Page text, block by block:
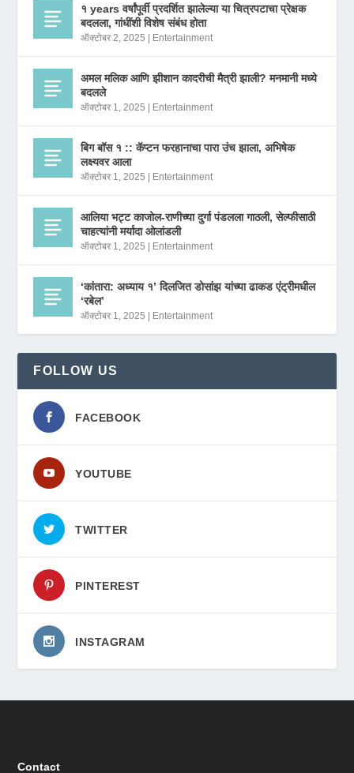
१ years वर्षांपूर्वी प्रदर्शित झालेल्या या चित्रपटाचा प्रेक्षक
बदलला, गांधींशी विशेष संबंध होता
ऑक्टोबर 2, 2025 Entertainment
अमल मलिक आणि झीशान कादरीची मैत्री झाली? मनमानी मध्ये
बदलले
ऑक्टोबर 1, 2025 Entertainment
बिग बॉस १ :: कॅप्टन फरहानाचा पारा उंच झाला, अभिषेक
लक्ष्यवर आला
ऑक्टोबर 1, 2025 Entertainment
आलिया भट्ट काजोल-राणीच्या दुर्गा पंडलला गाठली, सेल्फीसाठी
चाहत्यांनी मर्यादा ओलांडली
ऑक्टोबर 1, 2025 Entertainment
‘कांतारा: अध्याय १’ दिलजित डोसांझ यांच्या ढाकड एंट्रीमधील
‘रबेल’
ऑक्टोबर 1, 2025 Entertainment
FOLLOW US
FACEBOOK
YOUTUBE
TWITTER
PINTEREST
INSTAGRAM
Contact